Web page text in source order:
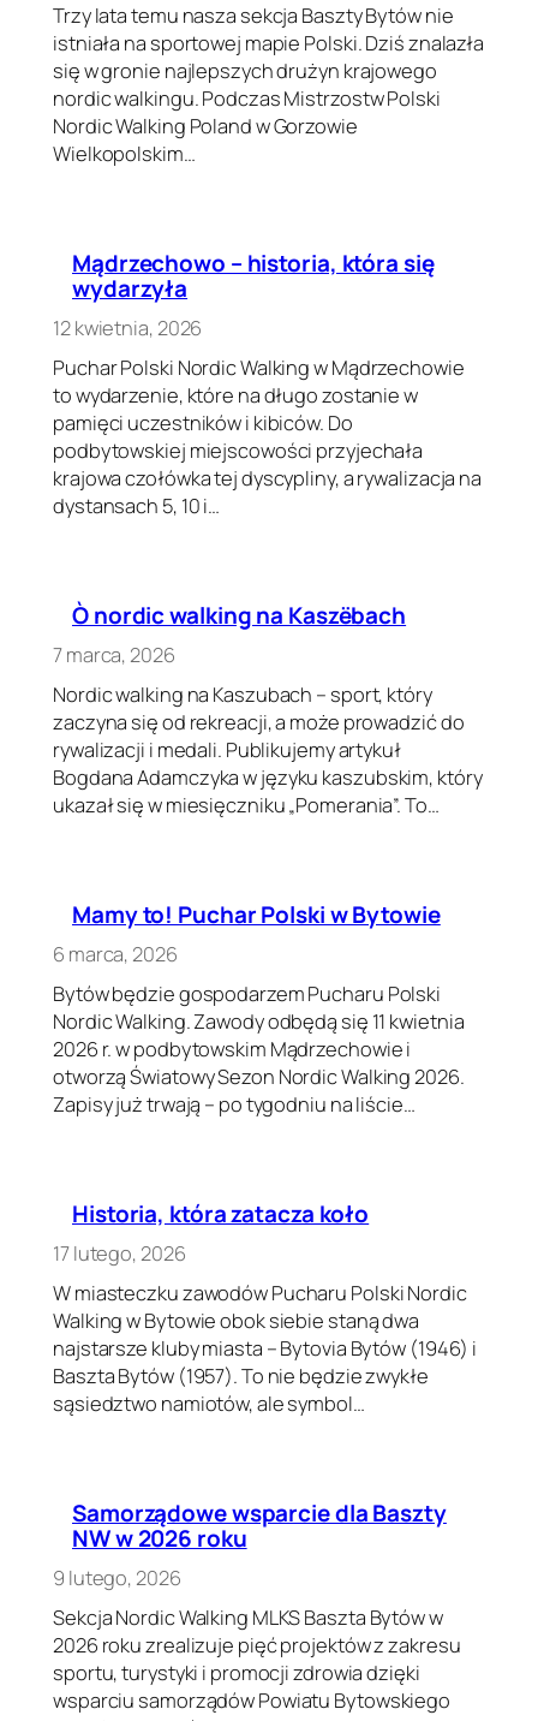
Trzy lata temu nasza sekcja Baszty Bytów nie
istniała na sportowej mapie Polski. Dziś znalazła
się w gronie najlepszych drużyn krajowego
nordic walkingu. Podczas Mistrzostw Polski
Nordic Walking Poland w Gorzowie
Wielkopolskim…
Mądrzechowo – historia, która się
wydarzyła
12 kwietnia, 2026
Puchar Polski Nordic Walking w Mądrzechowie
to wydarzenie, które na długo zostanie w
pamięci uczestników i kibiców. Do
podbytowskiej miejscowości przyjechała
krajowa czołówka tej dyscypliny, a rywalizacja na
dystansach 5, 10 i…
Ò nordic walking na Kaszëbach
7 marca, 2026
Nordic walking na Kaszubach – sport, który
zaczyna się od rekreacji, a może prowadzić do
rywalizacji i medali. Publikujemy artykuł
Bogdana Adamczyka w języku kaszubskim, który
ukazał się w miesięczniku „Pomerania”. To…
Mamy to! Puchar Polski w Bytowie
6 marca, 2026
Bytów będzie gospodarzem Pucharu Polski
Nordic Walking. Zawody odbędą się 11 kwietnia
2026 r. w podbytowskim Mądrzechowie i
otworzą Światowy Sezon Nordic Walking 2026.
Zapisy już trwają – po tygodniu na liście…
Historia, która zatacza koło
17 lutego, 2026
W miasteczku zawodów Pucharu Polski Nordic
Walking w Bytowie obok siebie staną dwa
najstarsze kluby miasta – Bytovia Bytów (1946) i
Baszta Bytów (1957). To nie będzie zwykłe
sąsiedztwo namiotów, ale symbol…
Samorządowe wsparcie dla Baszty
NW w 2026 roku
9 lutego, 2026
Sekcja Nordic Walking MLKS Baszta Bytów w
2026 roku zrealizuje pięć projektów z zakresu
sportu, turystyki i promocji zdrowia dzięki
wsparciu samorządów Powiatu Bytowskiego